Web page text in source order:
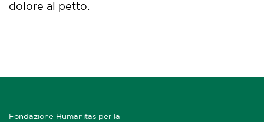
dolore al petto.
Fondazione Humanitas per la